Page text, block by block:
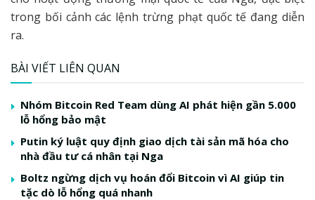
trong bối cảnh các lệnh trừng phạt quốc tế đang diễn
ra.
BÀI VIẾT LIÊN QUAN
Nhóm Bitcoin Red Team dùng AI phát hiện gần 5.000
lỗ hổng bảo mật
Putin ký luật quy định giao dịch tài sản mã hóa cho
nhà đầu tư cá nhân tại Nga
Boltz ngừng dịch vụ hoán đổi Bitcoin vì AI giúp tin
tặc dò lỗ hổng quá nhanh